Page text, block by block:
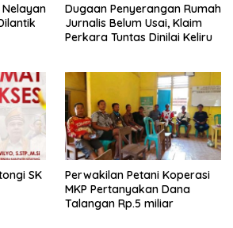
Dugaan Penyerangan Rumah
Jurnalis Belum Usai, Klaim
Perkara Tuntas Dinilai Keliru
SK
Perwakilan Petani Koperasi
MKP Pertanyakan Dana
Talangan Rp.5 miliar